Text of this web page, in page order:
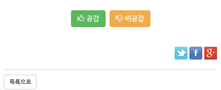
공감 비공감
목록으로